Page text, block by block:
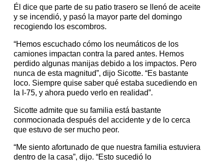
Él dice que parte de su patio trasero se llenó de aceite
y se incendió, y pasó la mayor parte del domingo
recogiendo los escombros.
“Hemos escuchado cómo los neumáticos de los
camiones impactan contra la pared antes. Hemos
perdido algunas manijas debido a los impactos. Pero
nunca de esta magnitud”, dijo Sicotte. “Es bastante
loco. Siempre quise saber qué estaba sucediendo en
la I-75, y ahora puedo verlo en realidad”.
Sicotte admite que su familia está bastante
conmocionada después del accidente y de lo cerca
que estuvo de ser mucho peor.
“Me siento afortunado de que nuestra familia estuviera
dentro de la casa”, dijo. “Esto sucedió lo